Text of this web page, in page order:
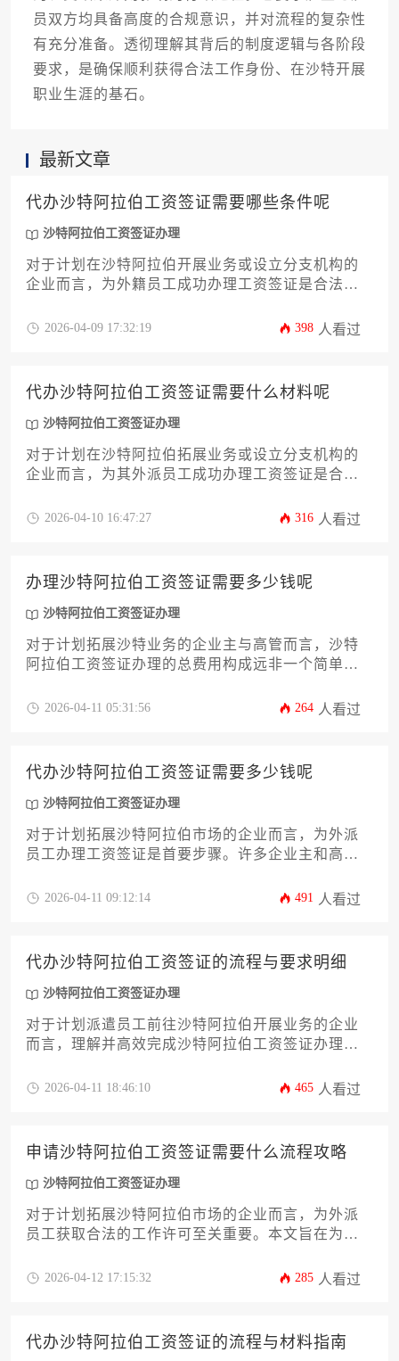
员双方均具备高度的合规意识，并对流程的复杂性
有充分准备。透彻理解其背后的制度逻辑与各阶段
要求，是确保顺利获得合法工作身份、在沙特开展
职业生涯的基石。
最新文章
代办沙特阿拉伯工资签证需要哪些条件呢
沙特阿拉伯工资签证办理
对于计划在沙特阿拉伯开展业务或设立分支机构的
企业而言，为外籍员工成功办理工资签证是合法雇
证办理的核心条件与流程，从雇主资质、雇员要求
的全链条解析，旨在帮助企业主或高管规避常见风
险，高效完成这项复杂的跨国人事手续。
2026-04-09 17:32:19 398 人看过
代办沙特阿拉伯工资签证需要什么材料呢
沙特阿拉伯工资签证办理
对于计划在沙特阿拉伯拓展业务或设立分支机构的
企业而言，为其外派员工成功办理工资签证是合法
份详尽且实用的“沙特阿拉伯工资签证办理”攻略，系
管高效、合规地完成此项重要工作，确保外派团队
顺利落地并开展业务。
2026-04-10 16:47:27 316 人看过
办理沙特阿拉伯工资签证需要多少钱呢
沙特阿拉伯工资签证办理
对于计划拓展沙特业务的企业主与高管而言，沙特
阿拉伯工资签证办理的总费用构成远非一个简单的
业隐性支出及汇率风险共同构成的动态财务模型。
议，助您精准规划预算，高效完成布局。
2026-04-11 05:31:56 264 人看过
代办沙特阿拉伯工资签证需要多少钱呢
沙特阿拉伯工资签证办理
对于计划拓展沙特阿拉伯市场的企业而言，为外派
员工办理工资签证是首要步骤。许多企业主和高管
钱呢”。本文将深入剖析费用构成，从政府规费、中
算规划与决策指南，助力企业高效完成沙特阿拉伯
工资签证办理。
2026-04-11 09:12:14 491 人看过
代办沙特阿拉伯工资签证的流程与要求明细
沙特阿拉伯工资签证办理
对于计划派遣员工前往沙特阿拉伯开展业务的企业
而言，理解并高效完成沙特阿拉伯工资签证办理是
供一份详尽、专业的办理指南，系统梳理从资质准
政部等关键机构的政策要求，并探讨通过专业代办
服务优化流程、规避风险的实用策略，助力企业合
规、高效地完成海外人才部署。
2026-04-11 18:46:10 465 人看过
申请沙特阿拉伯工资签证需要什么流程攻略
沙特阿拉伯工资签证办理
对于计划拓展沙特阿拉伯市场的企业而言，为外派
员工获取合法的工作许可至关重要。本文旨在为企
的详尽流程攻略。文章将系统解析从前期资质准
业高效、平稳地完成此项跨国人才派遣的关键行政
事务，确保海外业务合规运营。
2026-04-12 17:15:32 285 人看过
代办沙特阿拉伯工资签证的流程与材料指南